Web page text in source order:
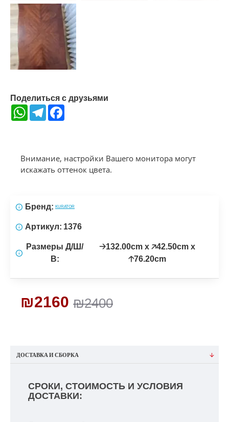
Поделиться с друзьями
WhatsAppTelegram
Внимание, настройки Вашего монитора могут
искажать оттенок цвета.
₪2400
₪2160
Бренд: KURATOR
Артикул: 1376
Размеры Д/Ш/
В:
🡢132.00cm x 🡥42.50cm x
🡡76.20cm
ДОСТАВКА И СБОРКА
СРОКИ, СТОИМОСТЬ И УСЛОВИЯ
ДОСТАВКИ: